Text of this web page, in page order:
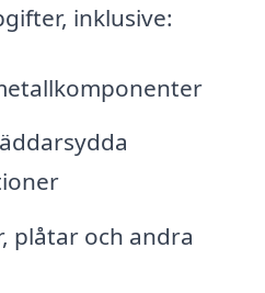
inklusive:
plåtar och andra